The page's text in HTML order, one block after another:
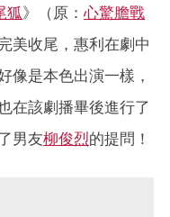
狐》（原：心驚膽戰
美收尾，惠利在劇中
像是本色出演一樣，
在該劇播畢後進行了
男友柳俊烈的提問！